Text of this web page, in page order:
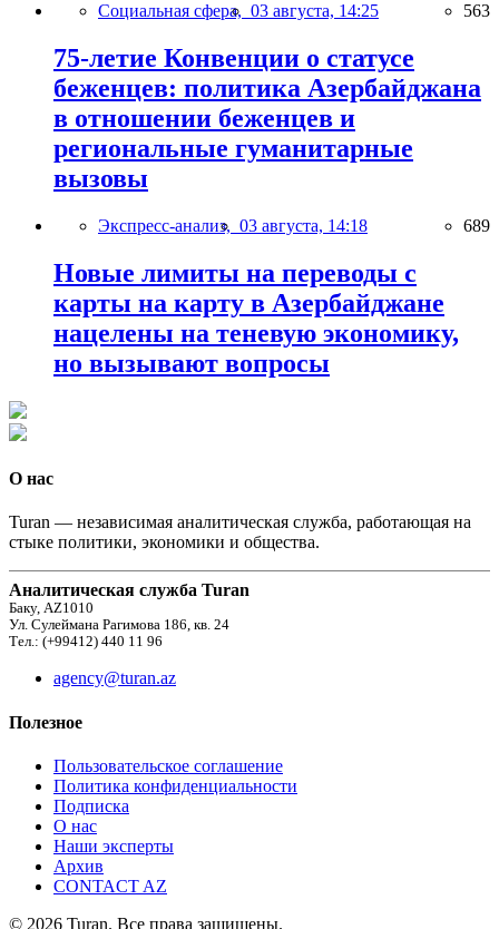
Социальная сфера, 03 августа, 14:25 563
75-летие Конвенции о статусе
беженцев: политика Азербайджана
в отношении беженцев и
региональные гуманитарные
вызовы
Экспресс-анализ, 03 августа, 14:18 689
Новые лимиты на переводы с
карты на карту в Азербайджане
нацелены на теневую экономику,
но вызывают вопросы
О нас
Turan — независимая аналитическая служба, работающая на
стыке политики, экономики и общества.
Аналитическая служба Turan
Баку, AZ1010
Ул. Сулеймана Рагимова 186, кв. 24
Тел.: (+99412) 440 11 96
agency@turan.az
Полезное
Пользовательское соглашение
Политика конфиденциальности
Подписка
О нас
Наши эксперты
Архив
CONTACT AZ
© 2026 Turan. Все права защищены.